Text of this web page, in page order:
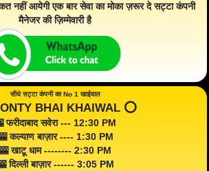
नहीं आयेगी एक बार सेवा का मोका ज़रूर दे सट्टा कंपनी
मैनेजर की ज़िम्मेवारी है
सीधे सट्टा कंपनी का No 1 खाईवाल
BHAI KHAIWAL ⭕️
फरीदाबाद सवेरा --- 12:30 PM
कल्याण बाज़ार ---- 1:30 PM
🎰 खाटू धाम -------- 2:30 PM
दिल्ली बाज़ार ------ 3:05 PM